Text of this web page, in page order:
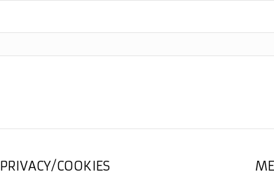
PRIVACY/COOKIES